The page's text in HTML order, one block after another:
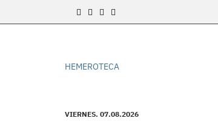
HEMEROTECA
VIERNES. 07.08.2026